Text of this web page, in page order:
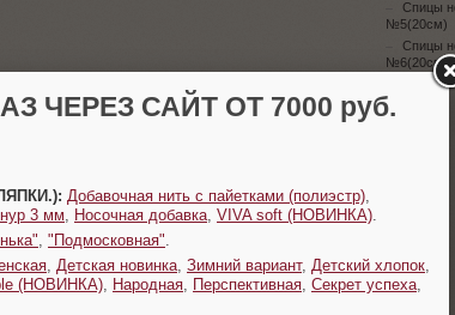
Спицы
№5(20см)
Спицы
№6(20см)
ЧЕРЕЗ САЙТ ОТ 7000 руб.
Добавочная нить с пайетками (полиэстр)
3 мм Носочная добавка VIVA soft (НОВИНКА)
"Подмосковная"
Детская новинка Зимний вариант, Детский хлопок
(НОВИНКА) Народная Перспективная Секрет успеха